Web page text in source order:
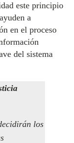
este principio
a
en el proceso
del sistema
los